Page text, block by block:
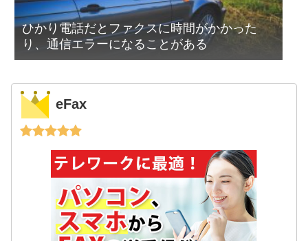
ひかり電話だとファクスに時間がかかった
り、通信エラーになることがある
eFax